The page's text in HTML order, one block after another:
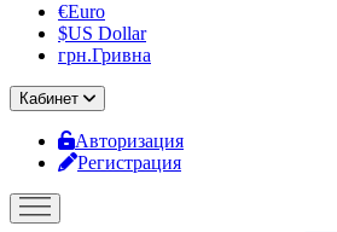
€Euro
$US Dollar
грн.Гривна
Кабинет
Авторизация
Регистрация